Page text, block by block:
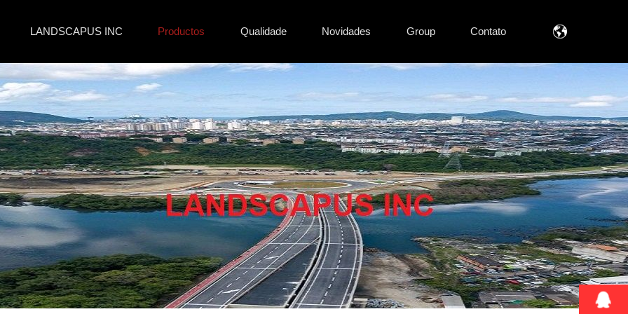
LANDSCAPUS INC Productos Qualidade Novidades Group Contato